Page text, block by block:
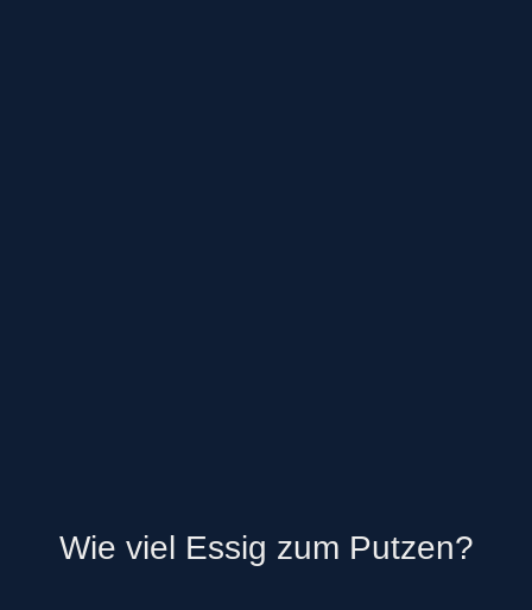
Wie viel Essig zum Putzen?